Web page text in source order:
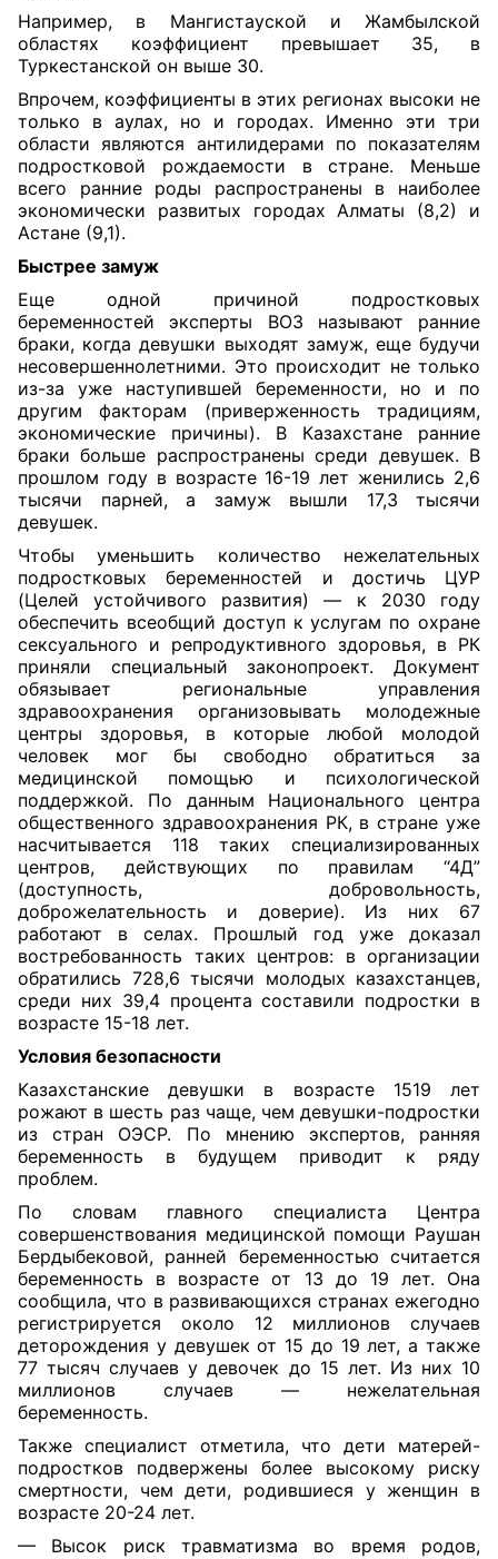
Например, в Мангистауской и Жамбылской
областях коэффициент превышает 35, в
Туркестанской он выше 30.
Впрочем, коэффициенты в этих регионах высоки не
только в аулах, но и городах. Именно эти три
области являются антилидерами по показателям
подростковой рождаемости в стране. Меньше
всего ранние роды распространены в наиболее
экономически развитых городах Алматы (8,2) и
Астане (9,1).
Быстрее замуж
Еще одной причиной подростковых
беременностей эксперты ВОЗ называют ранние
браки, когда девушки выходят замуж, еще будучи
несовершеннолетними. Это происходит не только
из-за уже наступившей беременности, но и по
другим факторам (приверженность традициям,
экономические причины). В Казахстане ранние
браки больше распространены среди девушек. В
прошлом году в возрасте 16-19 лет женились 2,6
тысячи парней, а замуж вышли 17,3 тысячи
девушек.
Чтобы уменьшить количество нежелательных
подростковых беременностей и достичь ЦУР
(Целей устойчивого развития) — к 2030 году
обеспечить всеобщий доступ к услугам по охране
сексуального и репродуктивного здоровья, в РК
приняли специальный законопроект. Документ
обязывает региональные управления
здравоохранения организовывать молодежные
центры здоровья, в которые любой молодой
человек мог бы свободно обратиться за
медицинской помощью и психологической
поддержкой. По данным Национального центра
общественного здравоохранения РК, в стране уже
насчитывается 118 таких специализированных
центров, действующих по правилам “4Д”
(доступность, добровольность,
доброжелательность и доверие). Из них 67
работают в селах. Прошлый год уже доказал
востребованность таких центров: в организации
обратились 728,6 тысячи молодых казахстанцев,
среди них 39,4 процента составили подростки в
возрасте 15-18 лет.
Условия безопасности
Казахстанские девушки в возрасте 1519 лет
рожают в шесть раз чаще, чем девушки-подростки
из стран ОЭСР. По мнению экспертов, ранняя
беременность в будущем приводит к ряду
проблем.
По словам главного специалиста Центра
совершенствования медицинской помощи Раушан
Бердыбековой, ранней беременностью считается
беременность в возрасте от 13 до 19 лет. Она
сообщила, что в развивающихся странах ежегодно
регистрируется около 12 миллионов случаев
деторождения у девушек от 15 до 19 лет, а также
77 тысяч случаев у девочек до 15 лет. Из них 10
миллионов случаев — нежелательная
беременность.
Также специалист отметила, что дети матерей-
подростков подвержены более высокому риску
смертности, чем дети, родившиеся у женщин в
возрасте 20-24 лет.
— Высок риск травматизма во время родов,